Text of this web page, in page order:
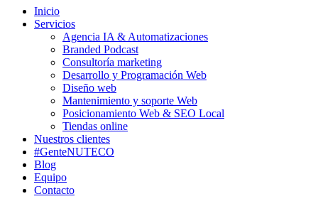
Inicio
Servicios
Agencia IA & Automatizaciones
Branded Podcast
Consultoría marketing
Desarrollo y Programación Web
Diseño web
Mantenimiento y soporte Web
Posicionamiento Web & SEO Local
Tiendas online
Nuestros clientes
#GenteNUTECO
Blog
Equipo
Contacto